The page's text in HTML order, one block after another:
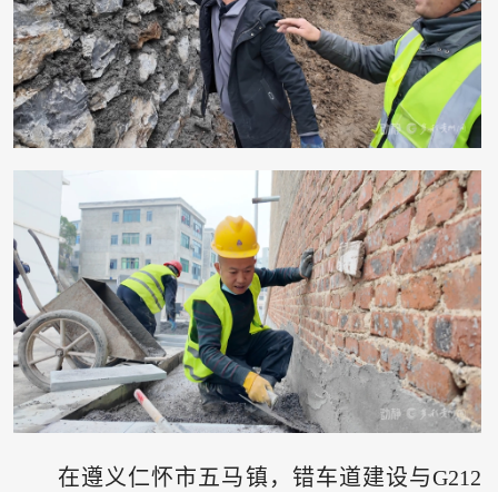
在遵义仁怀市五马镇，错车道建设与G212